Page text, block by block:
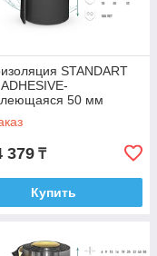
STANDART
50 мм
379 ₸
Купить